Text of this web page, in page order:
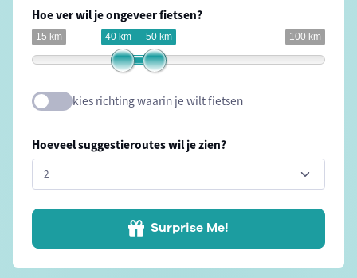
Hoe ver wil je ongeveer fietsen?
15 km 100 km
40 km — 50 km
kies richting waarin je wilt fietsen
Hoeveel suggestieroutes wil je zien?
Surprise Me!